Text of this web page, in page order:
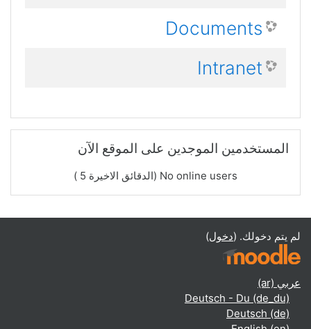
Documents
Intranet
المستخدمين الموجدين على الموقع الآن
No online users (الدقائق الاخيرة 5 )
لم يتم دخولك. (دخول)
عربي ‎(ar)‎
Deutsch - Du ‎(de_du)‎
Deutsch ‎(de)‎